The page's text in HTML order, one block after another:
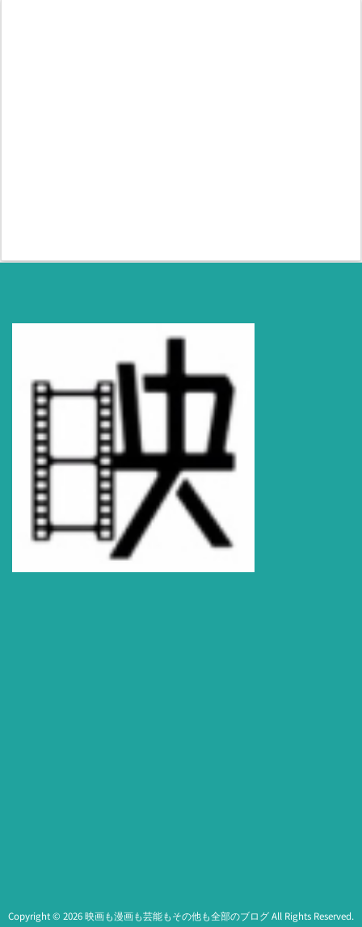
Copyright © 2026映画も漫画も芸能もその他も全部のブログAll Rights Reserved.